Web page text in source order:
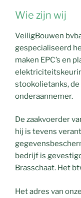
Wie zijn wij
VeiligBouwen
gespecialiseerd
maken EPC’s en
stookolietanks,
onderaannemer.
De zaakvoerder
hij is tevens
bedrijf is
Brasschaat. Het
Het adres van